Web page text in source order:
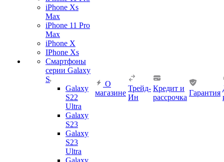
iPhone Xs
Max
iPhone 11 Pro
Max
iPhone X
IPhone Xs
Смартфоны
серии Galaxy
S
Galaxy
S22
Ultra
Galaxy
S23
Galaxy
S23
Ultra
Galaxy
О
магазине
Трейд-
Ин
Кредит и
рассрочка
Гарантия